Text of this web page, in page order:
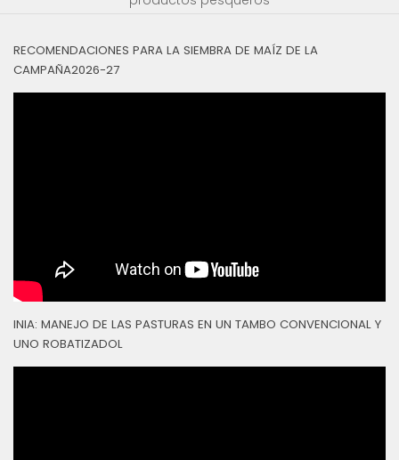
RECOMENDACIONES PARA LA SIEMBRA DE MAÍZ DE LA
CAMPAÑA2026-27
INIA: MANEJO DE LAS PASTURAS EN UN TAMBO CONVENCIONAL Y
UNO ROBATIZADOL